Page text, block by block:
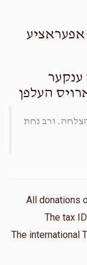
די אפעראציע
ענקער
העלפן
ורב נחת
All donations
The tax
The international